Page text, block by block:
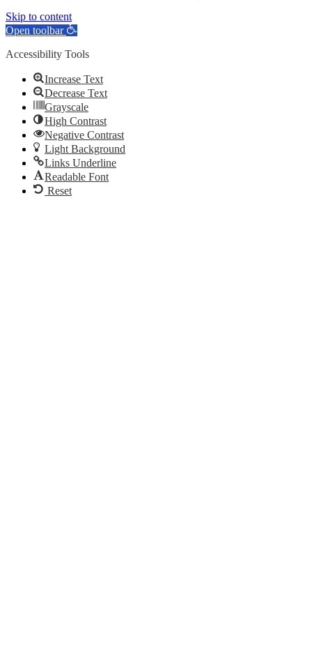
Skip to content
Open toolbar
Accessibility Tools
Increase Text
Decrease Text
Grayscale
High Contrast
Negative Contrast
Light Background
Links Underline
Readable Font
Reset